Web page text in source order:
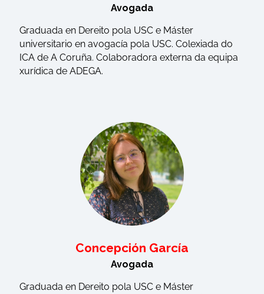
Avogada
Graduada en Dereito pola USC e Máster
universitario en avogacía pola USC. Colexiada do
ICA de A Coruña. Colaboradora externa da equipa
xurídica de ADEGA.
Concepción García
Avogada
Graduada en Dereito pola USC e Máster